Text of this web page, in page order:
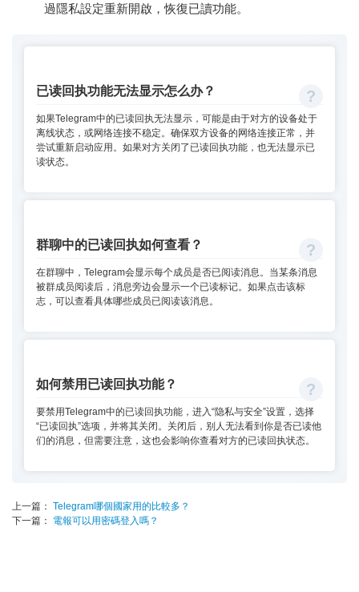
過隱私設定重新開啟，恢復已讀功能。
已读回执功能无法显示怎么办？
如果Telegram中的已读回执无法显示，可能是由于对方的设备处于
离线状态，或网络连接不稳定。确保双方设备的网络连接正常，并
尝试重新启动应用。如果对方关闭了已读回执功能，也无法显示已
读状态。
群聊中的已读回执如何查看？
在群聊中，Telegram会显示每个成员是否已阅读消息。当某条消息
被群成员阅读后，消息旁边会显示一个已读标记。如果点击该标
志，可以查看具体哪些成员已阅读该消息。
如何禁用已读回执功能？
要禁用Telegram中的已读回执功能，进入“隐私与安全”设置，选择
“已读回执”选项，并将其关闭。关闭后，别人无法看到你是否已读他
们的消息，但需要注意，这也会影响你查看对方的已读回执状态。
上一篇： Telegram哪個國家用的比較多？
下一篇：
電報可以用密碼登入嗎？